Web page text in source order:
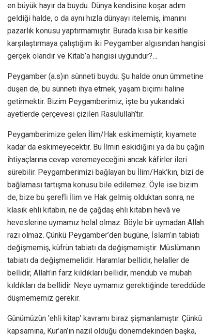
en büyük hayır da buydu. Dünya kendisine koşar adım
geldiği halde, o da aynı hızla dünyayı itelemiş, imanını
pazarlık konusu yaptırmamıştır. Burada kısa bir kesitle
karşılaştırmaya çalıştığım iki Peygamber algısından hangisi
gerçek olandır ve Kitab’a hangisi uygundur?…
Peygamber (a.s)ın sünneti buydu. Şu halde onun ümmetine
düşen de, bu sünneti ihya etmek, yaşam biçimi haline
getirmektir. Bizim Peygamberimiz, işte bu yukarıdaki
ayetlerde çerçevesi çizilen Rasulullah’tır.
Peygamberimize gelen İlim/Hak eskimemiştir, kıyamete
kadar da eskimeyecektir. Bu İlmin eskidiğini ya da bu çağın
ihtiyaçlarına cevap veremeyeceğini ancak kâfirler ileri
sürebilir. Peygamberimizi bağlayan bu İlim/Hak’kın, bizi de
bağlaması tartışma konusu bile edilemez. Öyle ise bizim
de, bize bu şerefli İlim ve Hak gelmiş olduktan sonra, ne
klasik ehli kitabın, ne de çağdaş ehli kitabın hevâ ve
heveslerine uymamız helal olmaz. Böyle bir uymadan Allah
razı olmaz. Çünkü Peygamber’den bugüne, İslam’ın tabiatı
değişmemiş, küfrün tabiatı da değişmemiştir. Müslümanın
tabiatı da değişmemelidir. Haramlar bellidir, helaller de
bellidir, Allah’ın farz kıldıkları bellidir, mendub ve mubah
kıldıkları da bellidir. Neye uymamız gerektiğinde tereddüde
düşmememiz gerekir.
Günümüzün ‘ehli kitap’ kavramı biraz şişmanlamıştır. Çünkü
kapsamına, Kur’an’ın nazil olduğu dönemdekinden başka,